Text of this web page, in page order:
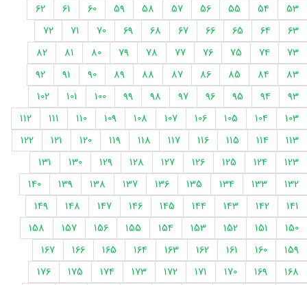
53
54
55
56
57
58
59
60
61
62
63
64
65
66
67
68
69
70
71
72
73
74
75
76
77
78
79
80
81
82
83
84
85
86
87
88
89
90
91
92
93
94
95
96
97
98
99
100
101
102
103
104
105
106
107
108
109
110
111
112
113
114
115
116
117
118
119
120
121
122
123
124
125
126
127
128
129
130
131
132
133
134
135
136
137
138
139
140
141
142
143
144
145
146
147
148
149
150
151
152
153
154
155
156
157
158
159
160
161
162
163
164
165
166
167
168
169
170
171
172
173
174
175
176